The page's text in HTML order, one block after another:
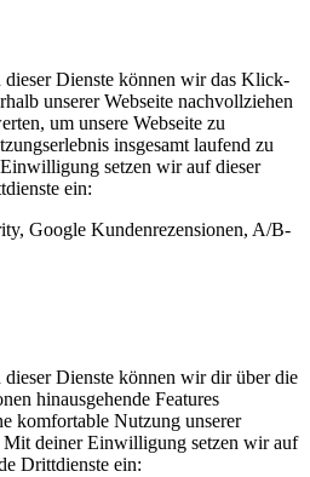
dieser Dienste können wir das Klick-
unserer Webseite nachvollziehen
um unsere Webseite zu
insgesamt laufend zu
setzen wir auf dieser
ein:
Google Kundenrezensionen, A/B-
Dienste können wir dir über die
hinausgehende Features
komfortable Nutzung unserer
Mit deiner Einwilligung setzen wir auf
Drittdienste ein: